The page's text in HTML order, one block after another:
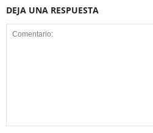
DEJA UNA RESPUESTA